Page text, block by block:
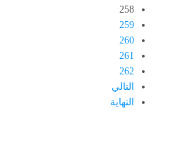
258
259
260
261
262
التالي
النهاية